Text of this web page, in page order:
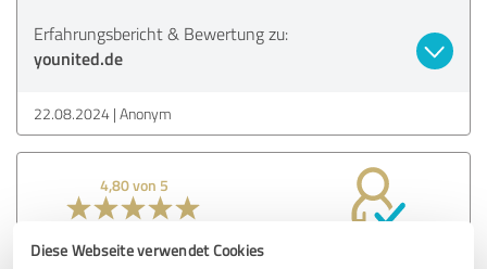
Diese Webseite verwendet Cookies
Erfahrungsbericht & Bewertung zu:
younited.de
22.08.2024 Anonym
4,80 von 5
SEHR GUT